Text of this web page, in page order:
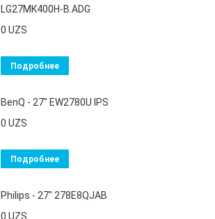
LG27MK400H-B.ADG
0 UZS
Подробнее
BenQ - 27" EW2780U IPS
0 UZS
Подробнее
Philips - 27" 278E8QJAB
0 UZS